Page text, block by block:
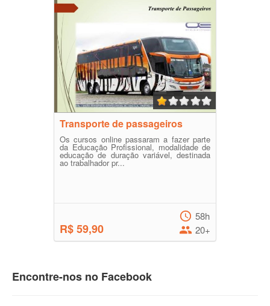
Transporte de passageiros
Os cursos online passaram a fazer parte
da Educação Profissional, modalidade de
educação de duração variável, destinada
ao trabalhador pr...
R$ 59,90
58h
20+
Encontre-nos no Facebook